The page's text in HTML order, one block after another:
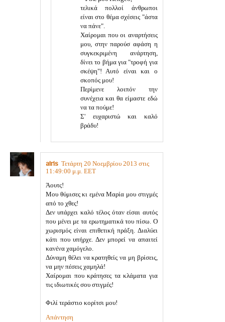
τελικά πολλοί άνθρωποι
είναι στο θέμα σχέσεις "άστα
να πάνε".
Χαίρομαι που οι αναρτήσεις
μου, στην παρούσ αφάση η
συγκεκριμένη ανάρτηση,
δίνει το βήμα για "τροφή για
σκέψη"! Αυτό είναι και ο
σκοπός μου!
Περίμενε λοιπόν την
συνέχεια και θα είμαστε εδώ
να τα πούμε!
Σ' ευχαριστώ και καλό
βράδυ!
airis Τετάρτη 20 Νοεμβρίου 2013 στις
11:49:00 μ.μ. EET
Άουτς!
Μου θύμισες κι εμένα Μαρία μου στιγμές
από το χθες!
Δεν υπάρχει καλό τέλος όταν είσαι αυτός
που μένει με τα ερωτηματικά του πίσω. Ο
χωρισμός είναι επιθετική πράξη. Διαλύει
κάτι που υπήρχε. Δεν μπορεί να απαιτεί
κανένα χαμόγελο.
Δύναμη θέλει να κρατηθείς να μη βρίσεις,
να μην πέσεις χαμηλά!
Χαίρομαι που κράτησες τα κλάματα για
τις ιδιωτικές σου στιγμές!
Φιλί τεράστιο κορίτσι μου!
Απάντηση